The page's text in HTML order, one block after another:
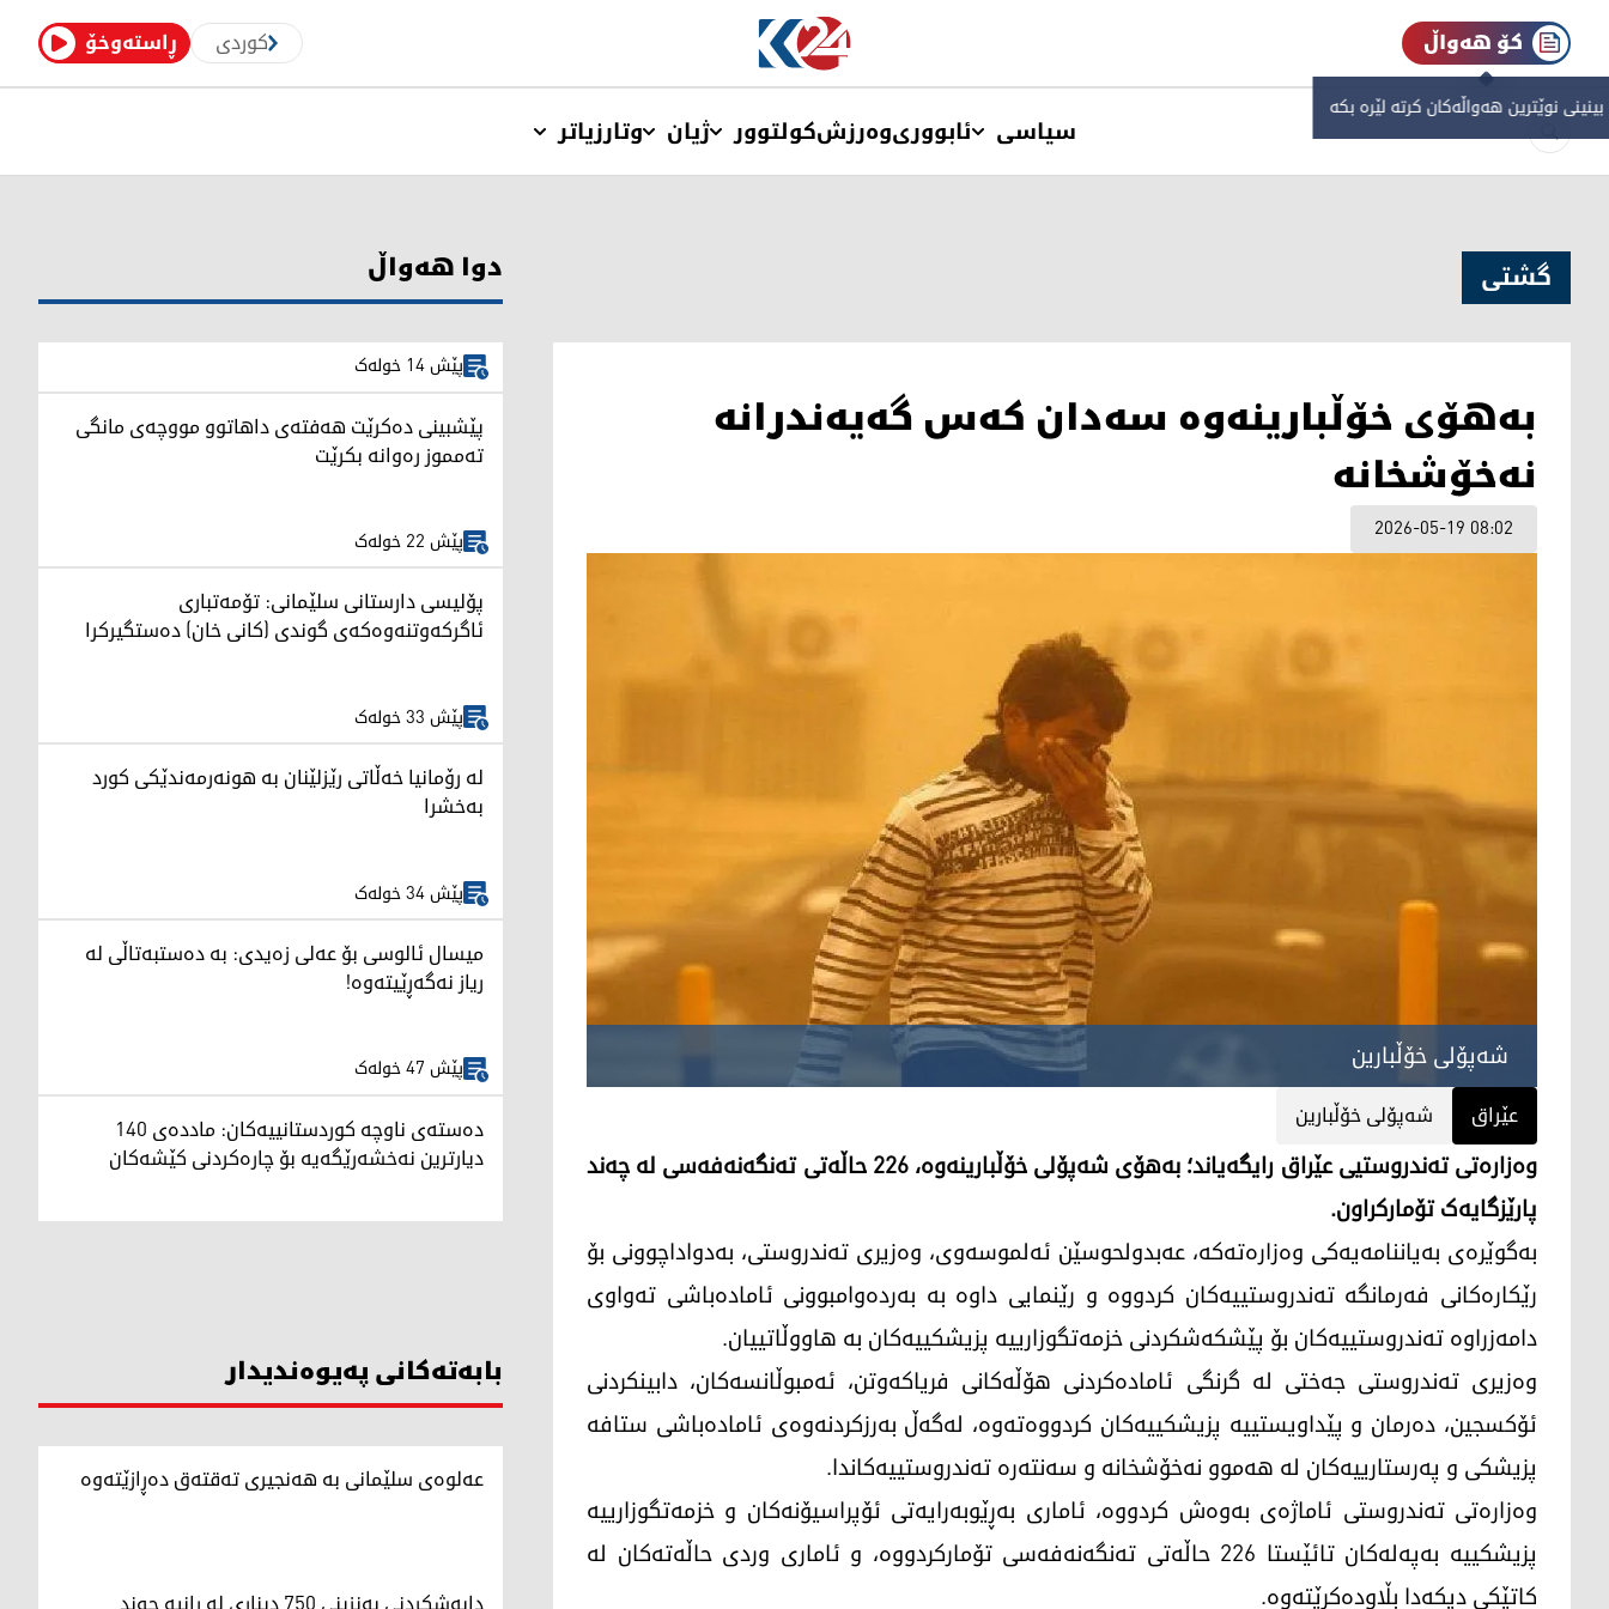
ڕاستەوخۆ کوردی کۆ هەواڵ
نوێترین هەواڵەکان کرتە لێرە بکە
سیاسی ئابووریوەرزشکولتوور ژیان وتارزیاتر
گشتی
بەهۆی خۆڵبارینەوە سەدان کەس گەیەندرانە
نەخۆشخانە
2026-05-19 08:02
شەپۆلی خۆڵبارین
عێراق شه‌پۆلی خۆڵبارین
وەزارەتی تەندروستیی عێراق رایگەیاند؛ بەهۆی شەپۆلی خۆڵبارینەوە، 226 حاڵەتی تەنگەنەفەسی لە چەند
پارێزگایەک تۆمارکراون.
بەگوێرەی بەیاننامەیەکی وەزارەتەکە، عەبدولحوسێن ئەلموسەوی، وەزیری تەندروستی، بەدواداچوونی بۆ
رێکارەکانی فەرمانگە تەندروستییەکان کردووە و رێنمایی داوە بە بەردەوامبوونی ئامادەباشی تەواوی
دامەزراوە تەندروستییەکان بۆ پێشکەشکردنی خزمەتگوزارییە پزیشکییەکان بە هاووڵاتییان.
وەزیری تەندروستی جەختی لە گرنگی ئامادەکردنی هۆڵەکانی فریاکەوتن، ئەمبوڵانسەکان، دابینکردنی
ئۆکسجین، دەرمان و پێداویستییە پزیشکییەکان کردووەتەوە، لەگەڵ بەرزکردنەوەی ئامادەباشی ستافە
پزیشکی و پەرستارییەکان لە هەموو نەخۆشخانە و سەنتەرە تەندروستییەکاندا.
وەزارەتی تەندروستی ئاماژەی بەوەش کردووە، ئاماری بەڕێوبەرایەتی ئۆپراسیۆنەکان و خزمەتگوزارییە
پزیشکییە بەپەلەکان تائێستا 226 حاڵەتی تەنگەنەفەسی تۆمارکردووە، و ئاماری وردی حاڵەتەکان لە
کاتێکی دیکەدا بڵاودەکرێتەوە.
دوا هەواڵ
پێش 14 خولەک
پێشبینی دەکرێت هەفتەی داهاتوو مووچەی مانگی
تەمموز رەوانە بکرێت
پێش 22 خولەک
پۆلیسی دارستانی سلێمانی: تۆمەتباری
ئاگرکەوتنەوەکەی گوندی (کانی خان) دەستگیرکرا
پێش 33 خولەک
لە رۆمانیا خەڵاتی رێزلێنان بە هونەرمەندێکی کورد
بەخشرا
پێش 34 خولەک
میسال ئالوسی بۆ عەلی زەیدی: بە دەستبەتاڵی لە
ریاز نەگەڕێیتەوە!
پێش 47 خولەک
دەستەی ناوچە کوردستانییەکان: ماددەی 140
دیارترین نەخشەرێگەیە بۆ چارەکردنی کێشەکان
بابەتەکانی پەیوەندیدار
عەلوەی سلێمانی بە هەنجیری تەقتەق دەڕازێتەوە